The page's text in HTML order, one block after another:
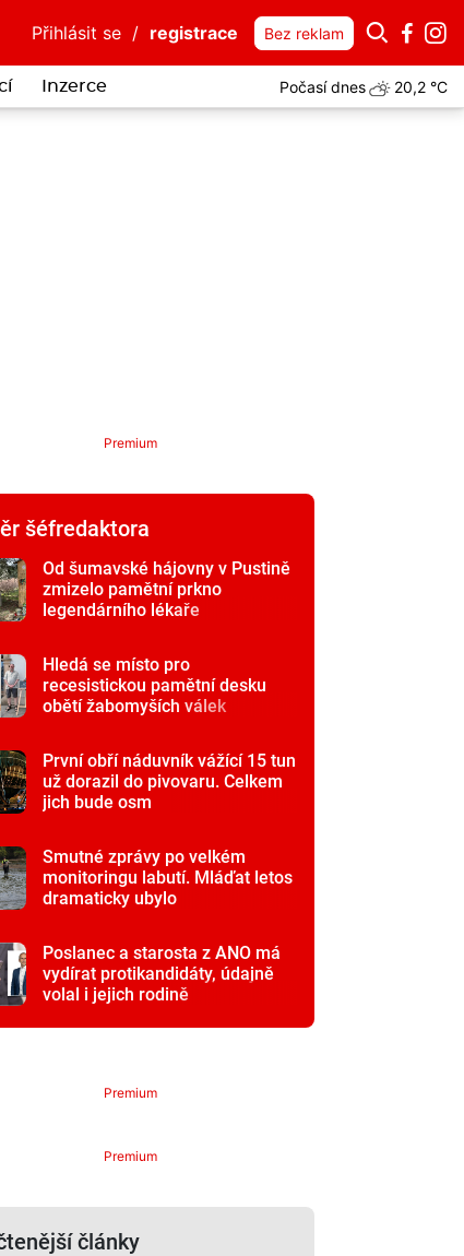
Přihlásit se / registrace Bez reklam
Inzerce Počasí dnes 20,2 °C
Premium
šéfredaktora
Od šumavské hájovny v Pustině
zmizelo pamětní prkno
legendárního lékaře
Hledá se místo pro
recesistickou pamětní desku
obětí žabomyších válek
První obří náduvník vážící 15 tun
už dorazil do pivovaru. Celkem
jich bude osm
Smutné zprávy po velkém
monitoringu labutí. Mláďat letos
dramaticky ubylo
Poslanec a starosta z ANO má
vydírat protikandidáty, údajně
volal i jejich rodině
Premium
Premium
články